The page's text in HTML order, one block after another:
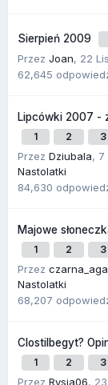
Sierpień 2009
Przez Joan, 22
62,645
Lipcówki 2007 -
1 2 3
Przez Dziubala, 7
Nastolatki
84,630
Majowe
1 2 3
Przez czarna_aga
Nastolatki
68,207
Clostilbegyt?
1 2 3
Przez Rysia06,